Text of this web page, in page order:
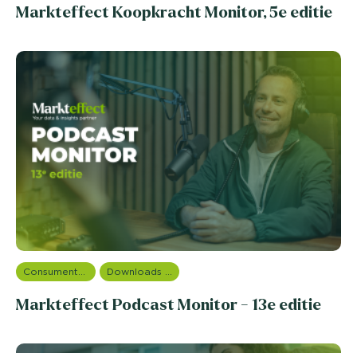
Markteffect Koopkracht Monitor, 5e editie
Consumentenonderzoek Downloads en rapportages
Markteffect Podcast Monitor - 13e editie